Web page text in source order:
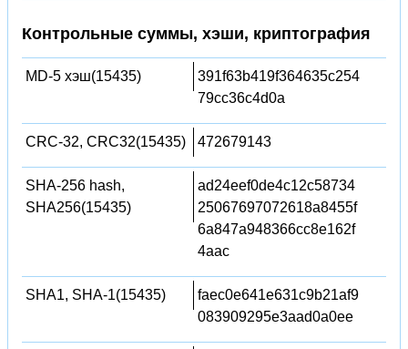
Контрольные суммы, хэши, криптография
MD-5 хэш(15435)
391f63b419f364635c254
79cc36c4d0a
CRC-32, CRC32(15435) 472679143
SHA-256 hash,
SHA256(15435)
ad24eef0de4c12c58734
25067697072618a8455f
6a847a948366cc8e162f
4aac
SHA1, SHA-1(15435)
faec0e641e631c9b21af9
083909295e3aad0a0ee